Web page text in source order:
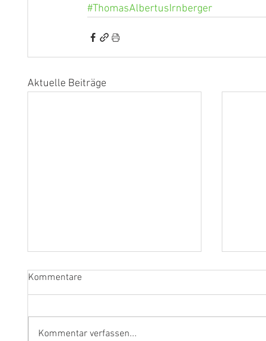
#ThomasAlbertusIrnberger
Aktuelle Beiträge
Kommentare
Kommentar verfassen...